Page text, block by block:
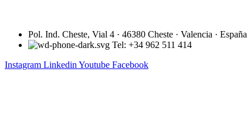
Pol. Ind. Cheste, Vial 4 · 46380 Cheste · Valencia · España
Tel: +34 962 511 414
Instagram Linkedin Youtube Facebook